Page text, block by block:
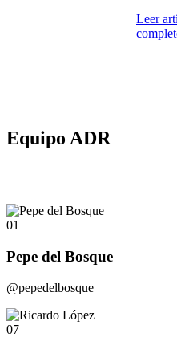
Leer
Equipo ADR
01
Pepe del Bosque
@pepedelbosque
07